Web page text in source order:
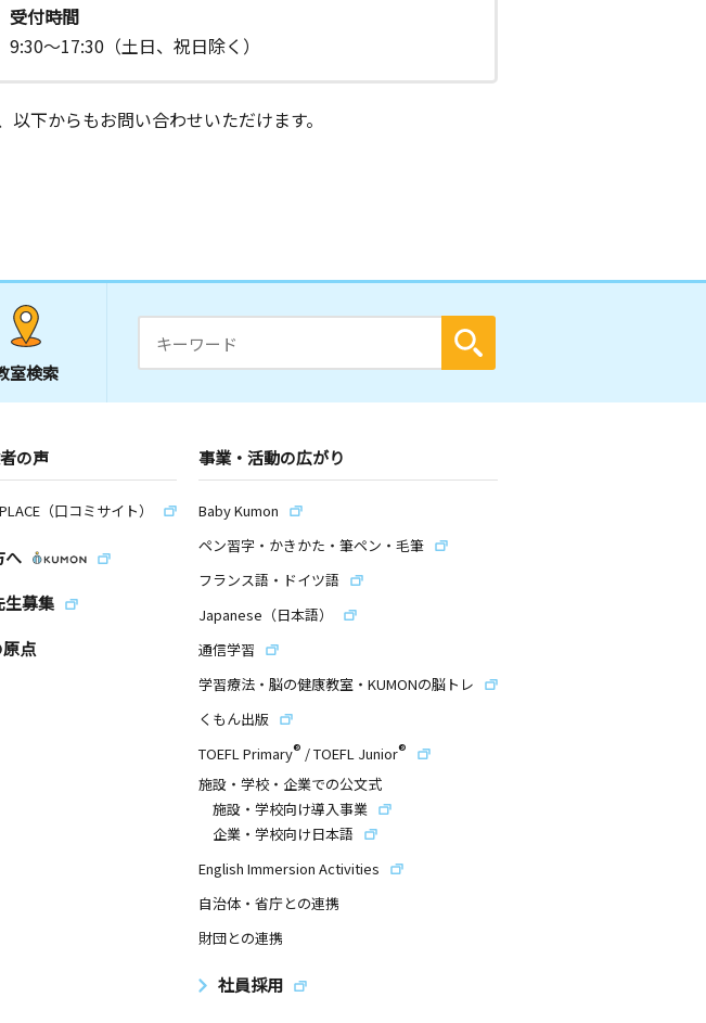
受付時間
9:30～17:30（土日、祝日除く）
下からもお問い合わせいただけます。
室検索
の声
（口コミサイト）
へ
生募集
点
事業・活動の広がり
Baby Kumon
ペン習字・かきかた・筆ペン・毛筆
フランス語・ドイツ語
Japanese（日本語）
通信学習
学習療法・脳の健康教室・KUMONの脳トレ
くもん出版
TOEFL Primary® /TOEFL Junior®
施設・学校・企業での公文式
施設・学校向け導入事業
企業・学校向け日本語
English Immersion Activities
自治体・省庁との連携
財団との連携
社員採用